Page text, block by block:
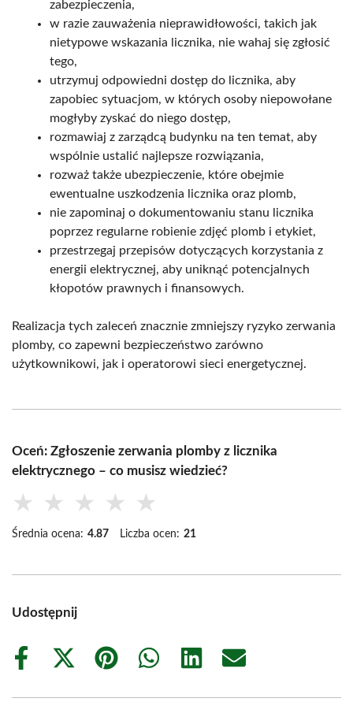
zabezpieczenia,
w razie zauważenia nieprawidłowości, takich jak
nietypowe wskazania licznika, nie wahaj się zgłosić
tego,
utrzymuj odpowiedni dostęp do licznika, aby
zapobiec sytuacjom, w których osoby niepowołane
mogłyby zyskać do niego dostęp,
rozmawiaj z zarządcą budynku na ten temat, aby
wspólnie ustalić najlepsze rozwiązania,
rozważ także ubezpieczenie, które obejmie
ewentualne uszkodzenia licznika oraz plomb,
nie zapominaj o dokumentowaniu stanu licznika
poprzez regularne robienie zdjęć plomb i etykiet,
przestrzegaj przepisów dotyczących korzystania z
energii elektrycznej, aby uniknąć potencjalnych
kłopotów prawnych i finansowych.
Realizacja tych zaleceń znacznie zmniejszy ryzyko zerwania
plomby, co zapewni bezpieczeństwo zarówno
użytkownikowi, jak i operatorowi sieci energetycznej.
Oceń: Zgłoszenie zerwania plomby z licznika
elektrycznego – co musisz wiedzieć?
★ ★ ★ ★ ★
Średnia ocena: 4.87 Liczba ocen: 21
Udostępnij
Share
Share
(Twitter)
Share
Share
Share
Share